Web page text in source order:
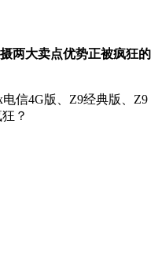
两大卖点优势正被疯狂的
信4G版、Z9经典版、Z9
？